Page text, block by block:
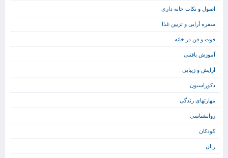
اصول و نکات خانه داری
سفره آرایی و تزیین غذا
فوت و فن در خانه
آموزش بافتنی
آرایش و زیبایی
دکوراسیون
مهارتهای زندگی
روانشناسی
کودکان
زنان